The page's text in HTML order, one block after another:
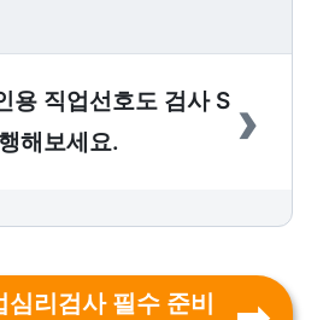
용 직업선호도 검사 S
해보세요.
›
리검사 필수 준비